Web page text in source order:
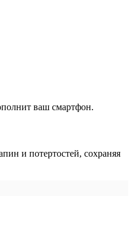
ваш смартфон.
и потертостей, сохраняя